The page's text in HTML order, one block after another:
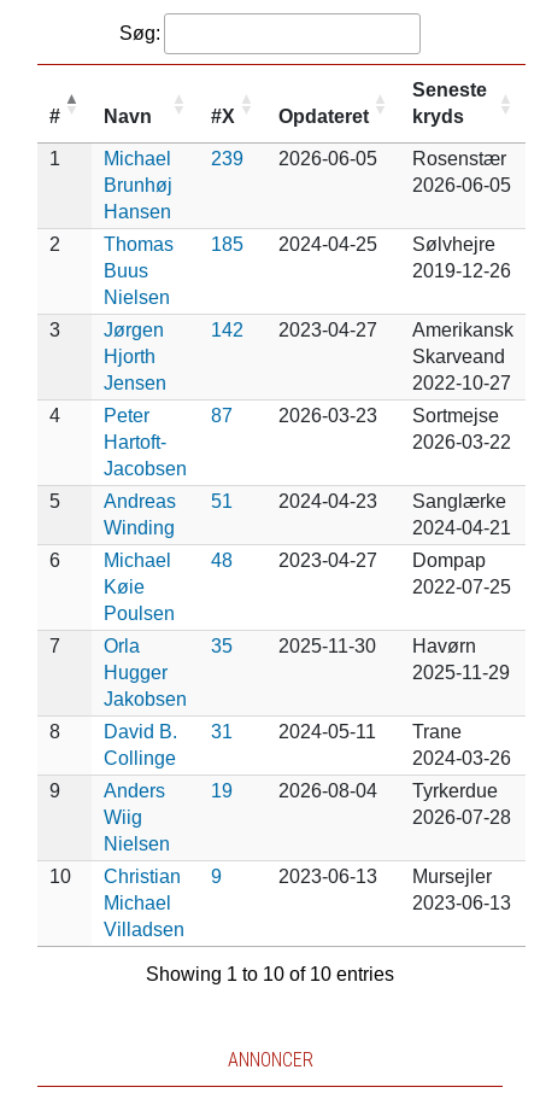
Søg:
# Navn #X Opdateret
Seneste
kryds
1
Michael
Brunhøj
Hansen
239 2026-06-05
Rosenstær
2026-06-05
2
Thomas
Buus
Nielsen
185 2024-04-25
Sølvhejre
2019-12-26
3
Jørgen
Hjorth
Jensen
142 2023-04-27
Amerikansk
Skarveand
2022-10-27
4
Peter
Hartoft-
Jacobsen
87 2026-03-23
Sortmejse
2026-03-22
5
Andreas
Winding
51 2024-04-23
Sanglærke
2024-04-21
6
Michael
Køie
Poulsen
48 2023-04-27
Dompap
2022-07-25
7
Orla
Hugger
Jakobsen
35 2025-11-30
Havørn
2025-11-29
8
David B.
Collinge
31 2024-05-11
Trane
2024-03-26
9
Anders
Wiig
Nielsen
19 2026-08-04
Tyrkerdue
2026-07-28
10
Christian
Michael
Villadsen
9 2023-06-13
Mursejler
2023-06-13
Showing 1 to 10 of 10 entries
ANNONCER